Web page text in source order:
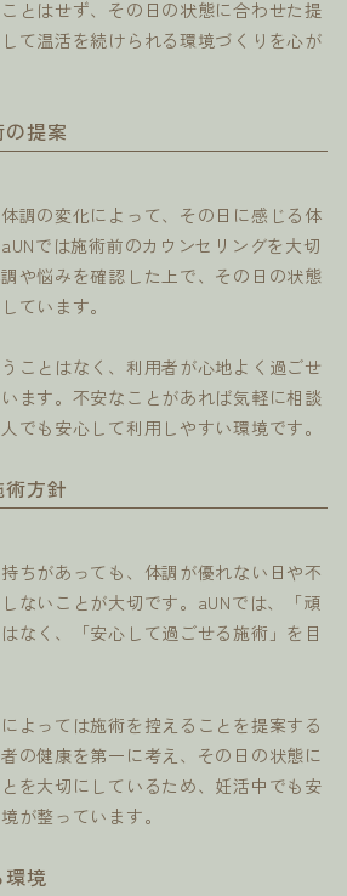
とはせず、その日の状態に合わせた提
て温活を続けられる環境づくりを心が
提案
調の変化によって、その日に感じる体
では施術前のカウンセリングを大切
や悩みを確認した上で、その日の状態
ています。
ことはなく、利用者が心地よく過ごせ
ます。不安なことがあれば気軽に相談
でも安心して利用しやすい環境です。
方針
ちがあっても、体調が優れない日や不
ないことが大切です。aUNでは、「頑
なく、「安心して過ごせる施術」を目
よっては施術を控えることを提案する
の健康を第一に考え、その日の状態に
を大切にしているため、妊活中でも安
が整っています。
境